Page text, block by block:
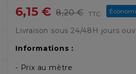
6,15 € 8,20 € TTC
Livraison sous 24/48H jours
Informations :
- Prix au mètre